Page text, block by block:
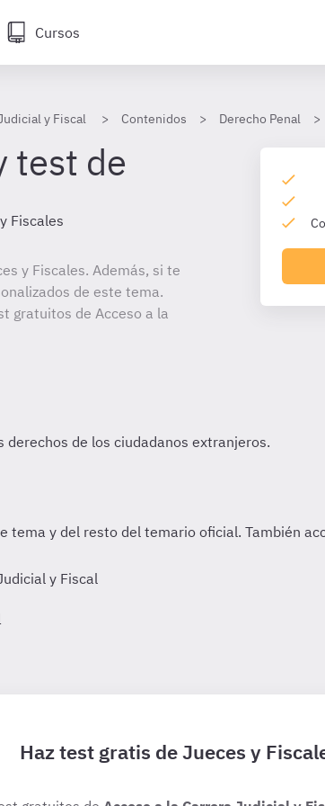
Cursos
y Fiscal Contenidos Derecho Penal
test de
Fiscales
y Fiscales. Además, si te
de este tema.
gratuitos de Acceso a la
y Fiscal
Haz test gratis de Jueces y